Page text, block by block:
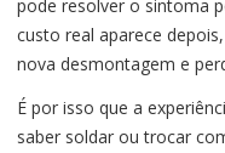
pode resolver o sintoma
custo real aparece
nova desmontagem e
É por isso que a
saber soldar ou trocar